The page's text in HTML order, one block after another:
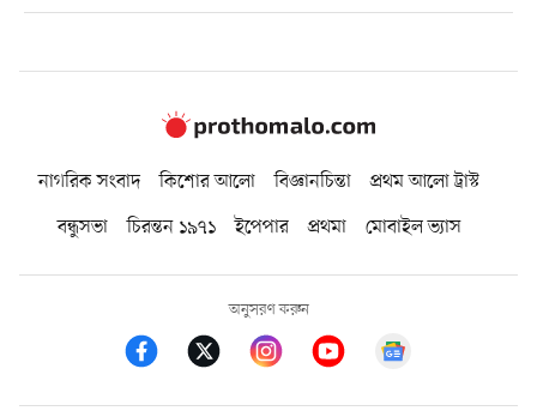
নাগরিক সংবাদ কিশোর আলো বিজ্ঞানচিন্তা
প্রথম আলো ট্রাস্ট
বন্ধুসভা
চিরন্তন ১৯৭১ ইপেপার প্রথমা মোবাইল ভ্যাস
অনুসরণ করুন